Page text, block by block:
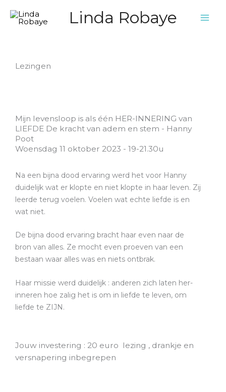
naar
Linda Robaye
Lezingen
Mijn levensloop is als één HER-INNERING van
LIEFDE De kracht van adem en stem - Hanny
Poot
Woensdag 11 oktober 2023 - 19-21.30u
Na een bijna dood ervaring werd het voor Hanny
duidelijk wat er klopte en niet klopte in haar leven. Zij
leerde terug voelen. Voelen wat echte liefde is en
wat niet.
De bijna dood ervaring bracht haar even naar de
bron van alles. Ze mocht even proeven van een
bestaan waar alles was en niets ontbrak.
Haar missie werd duidelijk : anderen zich laten her-
inneren hoe zalig het is om in liefde te leven, om
liefde te ZIJN.
Jouw investering : 20 euro lezing , drankje en
versnapering inbegrepen